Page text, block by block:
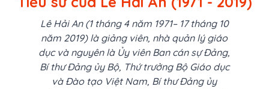
Lê Hải An (1 tháng 4 năm 1971– 17 tháng 10
năm 2019) là giảng viên, nhà quản lý giáo
dục và nguyên là Ủy viên Ban cán sự Đảng,
Bí thư Đảng ủy Bộ, Thứ trưởng Bộ Giáo dục
và Đào tạo Việt Nam, Bí thư Đảng ủy